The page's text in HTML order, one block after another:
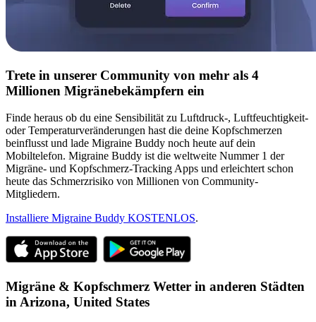
Trete in unserer Community von mehr als 4
Millionen Migränebekämpfern ein
Finde heraus ob du eine Sensibilität zu Luftdruck-, Luftfeuchtigkeit-
oder Temperaturveränderungen hast die deine Kopfschmerzen
beinflusst und lade Migraine Buddy noch heute auf dein
Mobiltelefon. Migraine Buddy ist die weltweite Nummer 1 der
Migräne- und Kopfschmerz-Tracking Apps und erleichtert schon
heute das Schmerzrisiko von Millionen von Community-
Mitgliedern.
Installiere Migraine Buddy KOSTENLOS.
Migräne & Kopfschmerz Wetter in anderen Städten
in Arizona, United States